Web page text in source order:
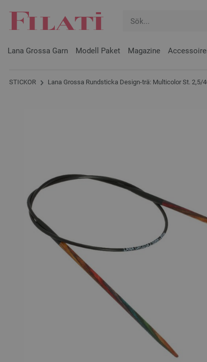
Lana Grossa Garn Modell Paket Magazine
STICKOR Lana Grossa Rundsticka Design-trä: Multicolor St. 2,5/